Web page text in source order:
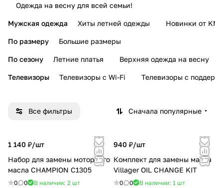
Одежда на весну для всей семьи!
Мужская одежда Хиты летней одежды Новинки от KMI
По размеру Большие размеры
По сезону Летние платья Верхняя одежда на весну
Телевизоры Телевизоры с Wi-Fi Телевизоры с
Все фильтры Сначала популярные
1 140 ₽/шт
Набор для замены моторного
масла CHAMPION C1305
0 0 В наличии: 2 шт
940 ₽/шт
Комплект для замены масла
Villager OIL CHANGE KIT
0 0 В наличии: 1 шт